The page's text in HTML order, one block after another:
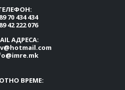
70 434 434
42 222 076
АДРЕСА:
ВРЕМЕ: